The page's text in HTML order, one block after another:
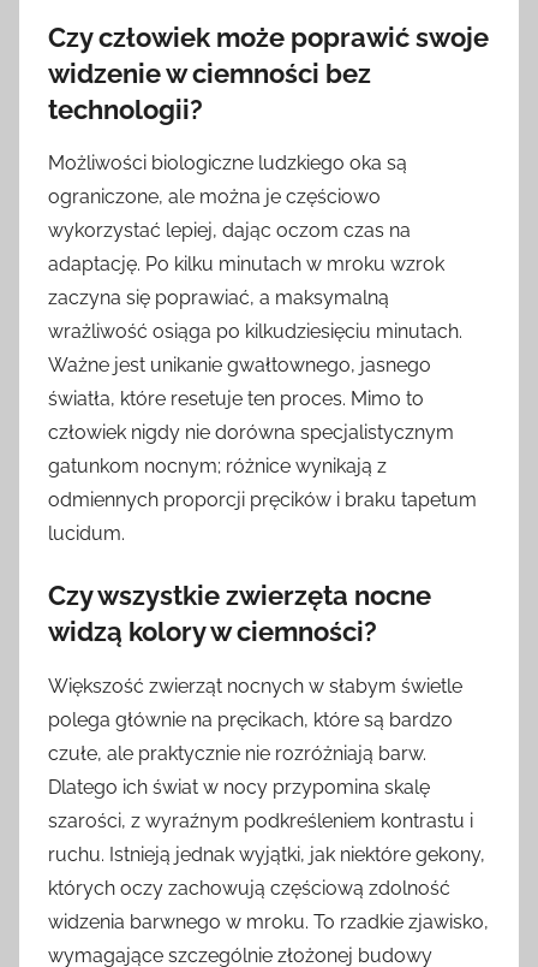
Czy człowiek może poprawić swoje
widzenie w ciemności bez
technologii?
Możliwości biologiczne ludzkiego oka są
ograniczone, ale można je częściowo
wykorzystać lepiej, dając oczom czas na
adaptację. Po kilku minutach w mroku wzrok
zaczyna się poprawiać, a maksymalną
wrażliwość osiąga po kilkudziesięciu minutach.
Ważne jest unikanie gwałtownego, jasnego
światła, które resetuje ten proces. Mimo to
człowiek nigdy nie dorówna specjalistycznym
gatunkom nocnym; różnice wynikają z
odmiennych proporcji pręcików i braku tapetum
lucidum.
Czy wszystkie zwierzęta nocne
widzą kolory w ciemności?
Większość zwierząt nocnych w słabym świetle
polega głównie na pręcikach, które są bardzo
czułe, ale praktycznie nie rozróżniają barw.
Dlatego ich świat w nocy przypomina skalę
szarości, z wyraźnym podkreśleniem kontrastu i
ruchu. Istnieją jednak wyjątki, jak niektóre gekony,
których oczy zachowują częściową zdolność
widzenia barwnego w mroku. To rzadkie zjawisko,
wymagające szczególnie złożonej budowy